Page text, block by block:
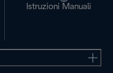
Istruzioni Manuali